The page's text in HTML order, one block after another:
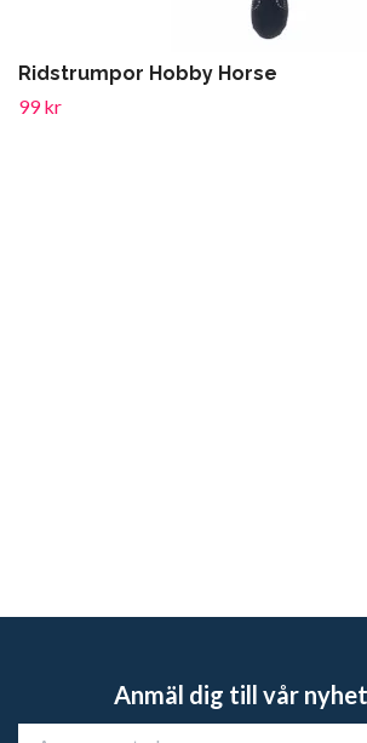
Ridstrumpor Hobby Horse
99 kr
Anmäl dig till vår